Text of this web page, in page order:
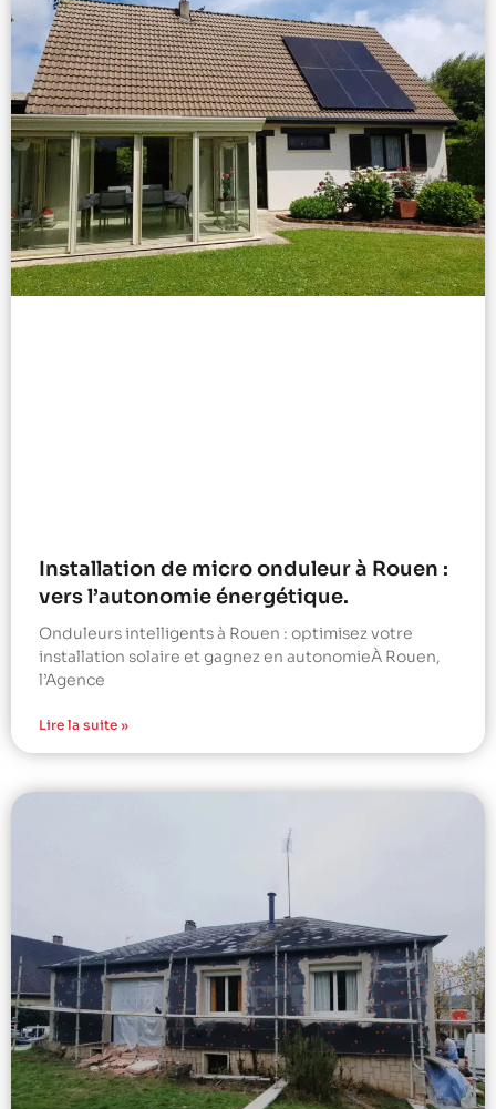
Installation de micro onduleur à Rouen :
vers l’autonomie énergétique.
Onduleurs intelligents à Rouen : optimisez votre
installation solaire et gagnez en autonomieÀ Rouen,
l’Agence
Lire la suite »